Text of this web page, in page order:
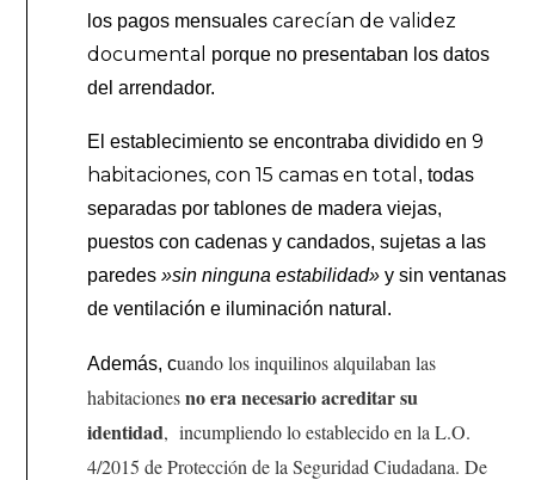
los pagos mensualescarecían de validez
documental
porque no presentaban los datos
del arrendador.
El establecimiento se encontraba dividido en9
habitaciones, con 15 camas en total , todas
separadas por tablones de madera viejas,
puestos con cadenas y candados, sujetas a las
paredes»sin ninguna estabilidad» y sin ventanas
de ventilación e iluminación natural.
Además, cuando los inquilinos alquilaban las
habitacionesno era necesario acreditar su
identidad, incumpliendo lo establecido en la L.O.
4/2015 de Protección de la Seguridad Ciudadana. De